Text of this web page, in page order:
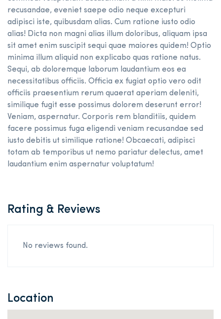
Rating & Reviews
No reviews found.
Location